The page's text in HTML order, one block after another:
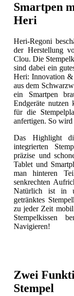
Smartpen
Heri
Heri-Regoni
der Herstellung
Clou. Die
sind dabei ein
Heri: Innovation &
aus dem
ein Smartpen
Endgeräte nutzen
für die
anfertigen. So wird
Das Highlight
integrierten
präzise und
Tablet und
man hinteren
senkrechten
Natürlich ist in
getränktes
zu jeder Zeit mobil
Stempelkissen
Navigieren!
Zwei
Stempel